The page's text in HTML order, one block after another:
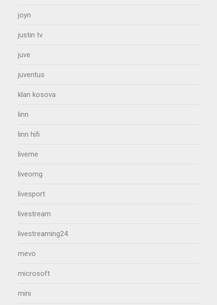
joyn
justin tv
juve
juventus
klan kosova
linn
linn hifi
liveme
liveomg
livesport
livestream
livestreaming24
mevo
microsoft
mini